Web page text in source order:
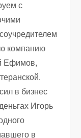
с
компанию
Ефимов,
в бизнес
Игорь
в